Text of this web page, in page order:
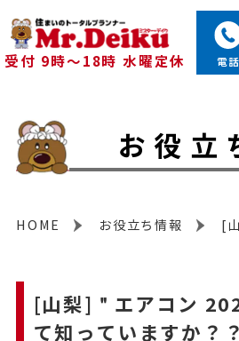
受付 9時～18時 水曜定休 電話
お役立
HOME お役立ち情報 [
[山梨]＂エアコン
て知っていますか？